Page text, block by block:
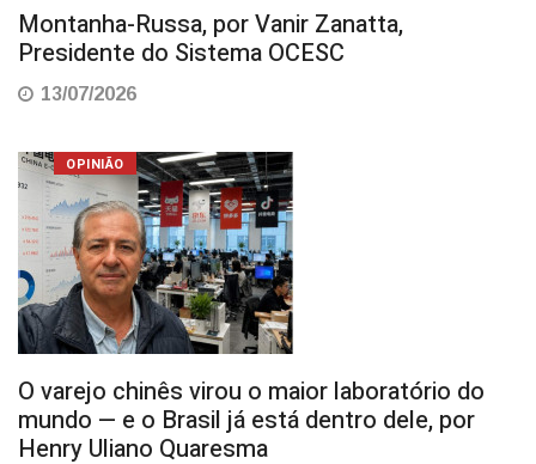
Montanha-Russa, por Vanir Zanatta,
Presidente do Sistema OCESC
13/07/2026
OPINIÃO
O varejo chinês virou o maior laboratório do
mundo — e o Brasil já está dentro dele, por
Henry Uliano Quaresma